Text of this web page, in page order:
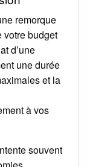
remorque
votre budget
d’une
une durée
et la
à vos
souvent